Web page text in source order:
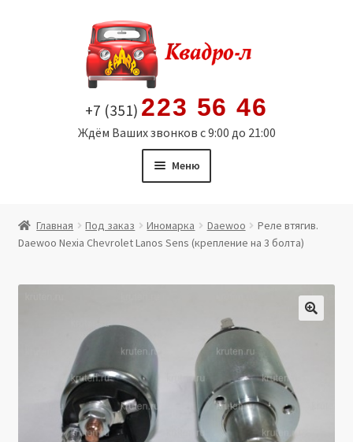
содержимому
+7 (351) 223 56 46
Ждём Ваших звонков с 9:00 до 21:00
Меню
Витрина
Мой аккаунт
Политика в отношении обработки персональных
Производители
Юридические данные
Главная Под заказ Иномарка Daewoo
Реле втягив.
Daewoo Nexia Chevrolet Lanos Sens (крепление на 3 болта)